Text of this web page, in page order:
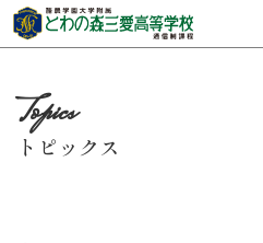
トピックス